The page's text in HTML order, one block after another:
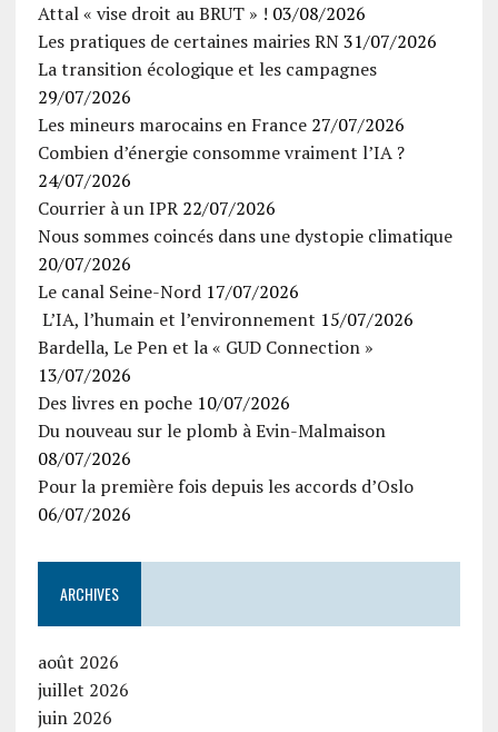
Attal « vise droit au BRUT » ! 03/08/2026
Les pratiques de certaines mairies RN 31/07/2026
La transition écologique et les campagnes
29/07/2026
Les mineurs marocains en France 27/07/2026
Combien d’énergie consomme vraiment l’IA ?
24/07/2026
Courrier à un IPR 22/07/2026
Nous sommes coincés dans une dystopie climatique
20/07/2026
Le canal Seine-Nord 17/07/2026
L’IA, l’humain et l’environnement 15/07/2026
Bardella, Le Pen et la « GUD Connection »
13/07/2026
Des livres en poche 10/07/2026
Du nouveau sur le plomb à Evin-Malmaison
08/07/2026
Pour la première fois depuis les accords d’Oslo
06/07/2026
ARCHIVES
août 2026
juillet 2026
juin 2026